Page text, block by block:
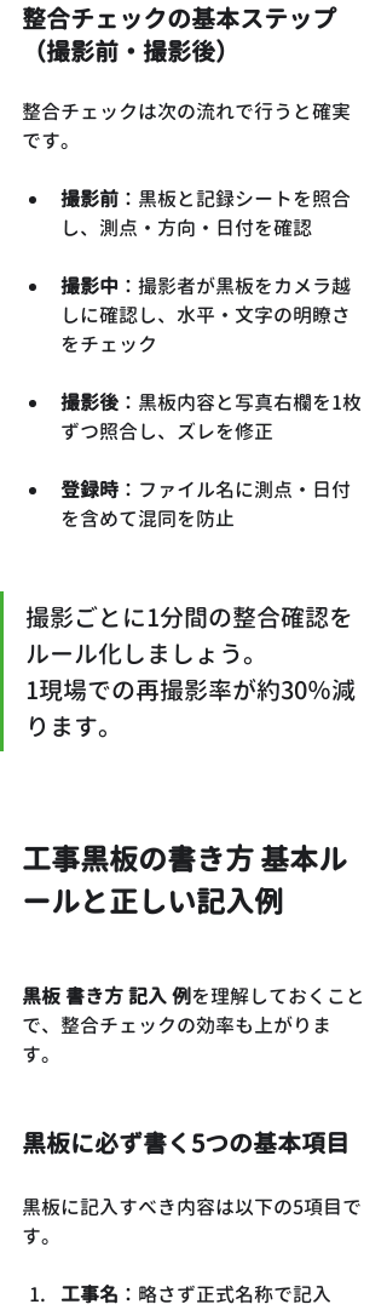
整合チェックの基本ステップ
（撮影前・撮影後）
整合チェックは次の流れで行うと確実
です。
撮影前 ：黒板と記録シートを照合
し、測点・方向・日付を確認
撮影中 ：撮影者が黒板をカメラ越
しに確認し、水平・文字の明瞭さ
をチェック
撮影後 ：黒板内容と写真右欄を1枚
ずつ照合し、ズレを修正
登録時 ：ファイル名に測点・日付
を含めて混同を防止
撮影ごとに1分間の整合確認を
ルール化しましょう。
1現場での再撮影率が約30％減
ります。
工事黒板の書き方 基本ル
ールと正しい記入例
黒板 書き方 記入 例を理解しておくこと
で、整合チェックの効率も上がりま
す。
黒板に必ず書く5つの基本項目
黒板に記入すべき内容は以下の5項目で
す。
工事名 ：略さず正式名称で記入